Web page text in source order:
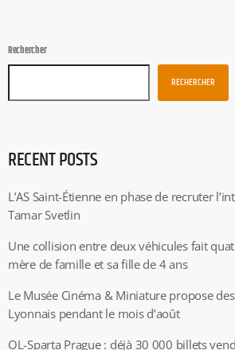
Rechercher
RECHERCHER
RECENT POSTS
L’AS Saint-Étienne en phase de recruter
Tamar Svetlin
Une collision entre deux véhicules fait
mère de famille et sa fille de 4 ans
Le Musée Cinéma & Miniature propose
Lyonnais pendant le mois d’août
OL-Sparta Prague : déjà 30 000 billets